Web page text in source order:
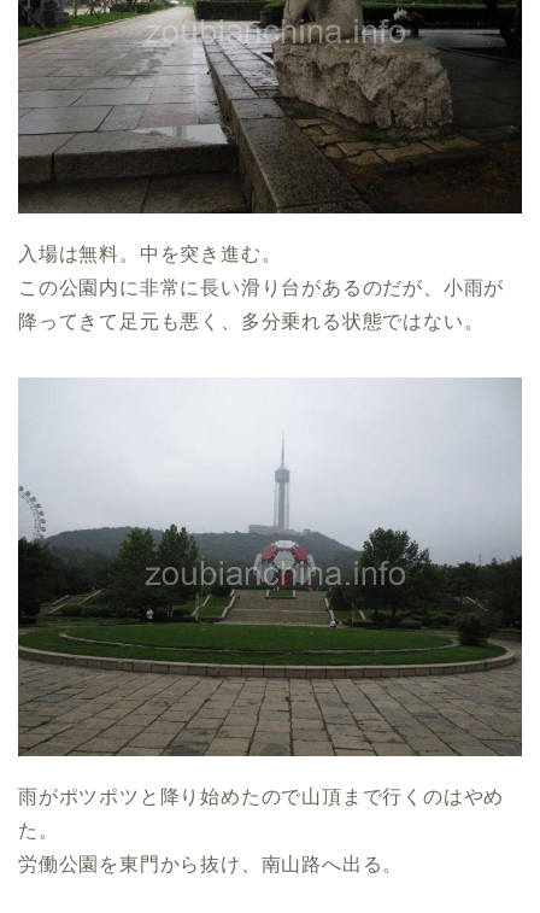
入場は無料。中を突き進む。
この公園内に非常に長い滑り台があるのだが、小雨が
降ってきて足元も悪く、多分乗れる状態ではない。
雨がポツポツと降り始めたので山頂まで行くのはやめ
た。
労働公園を東門から抜け、南山路へ出る。